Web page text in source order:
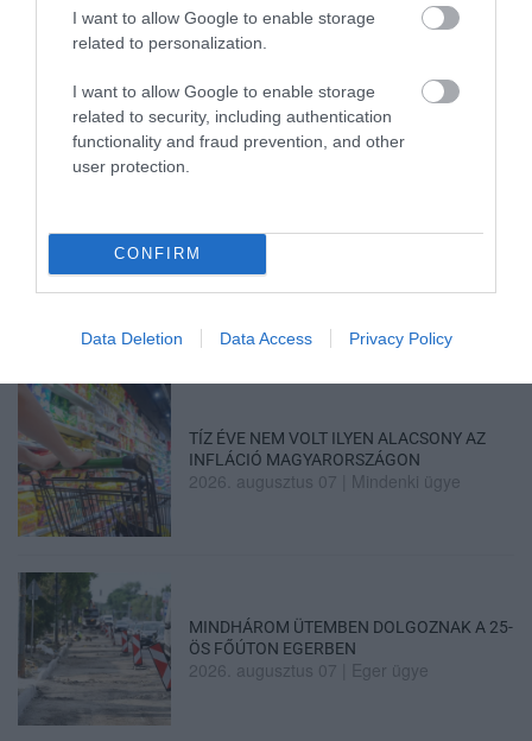
I want to allow Google to enable storage
related to personalization.
I want to allow Google to enable storage
related to security, including authentication
functionality and fraud prevention, and other
user protection.
CONFIRM
Data Deletion Data Access Privacy Policy
DIGITÁLIS TANULÁS ELŐNYEI
2026. augusztus 07|Promóció
ÚJRAINDULNAK A KORÁBBAN
LEÁLLÍTOTT SZOLGÁLTATÁSOK AZ EGRI...
2026. augusztus 07|Eger ügye
TÍZ ÉVE NEM VOLT ILYEN ALACSONY AZ
INFLÁCIÓ MAGYARORSZÁGON
2026. augusztus 07 Mindenki ügye
MINDHÁROM ÜTEMBEN DOLGOZNAK A 25-
ÖS FŐÚTON EGERBEN
2026. augusztus 07 Eger ügye